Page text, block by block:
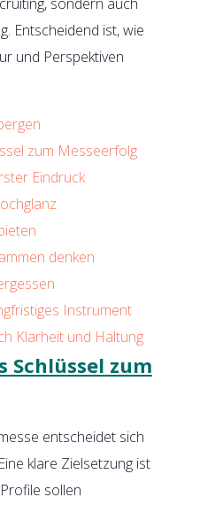
Entscheidend ist, wie
und Perspektiven
zum Messeerfolg
Eindruck
denken
Instrument
Klarheit und Haltung
Schlüssel zum
entscheidet sich
klare Zielsetzung ist
sollen